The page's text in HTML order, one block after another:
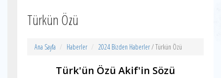
Türkün Özü
Ana Sayfa Haberler 2024 Bizden Haberler/ Türkün Özü
Türk'ün Özü Akif'in Sözü